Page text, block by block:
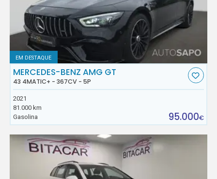
EM DESTAQUE
MERCEDES-BENZ AMG GT
43 4MATIC+ - 367CV - 5P
2021
81.000 km
Gasolina
95.000€